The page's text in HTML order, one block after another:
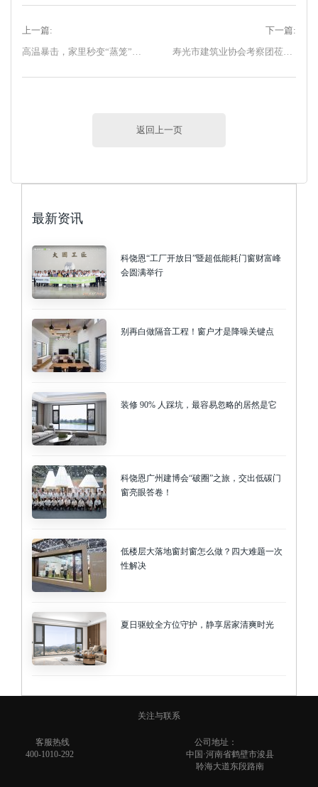
上一篇:
高温暴击，家里秒变“蒸笼”？选对门窗，夏天没烦恼！
下一篇:
寿光市建筑业协会考察团莅临科饶恩门窗参观考察
返回上一页
最新资讯
科饶恩“工厂开放日”暨超低能耗门窗财富峰
会圆满举行
别再白做隔音工程！窗户才是降噪关键点
装修 90% 人踩坑，最容易忽略的居然是它
科饶恩广州建博会“破圈”之旅，交出低碳门
窗亮眼答卷！
低楼层大落地窗封窗怎么做？四大难题一次
性解决
夏日驱蚊全方位守护，静享居家清爽时光
关注与联系
客服热线
400-1010-292
公司地址：
中国·河南省鹤壁市浚县
聆海大道东段路南